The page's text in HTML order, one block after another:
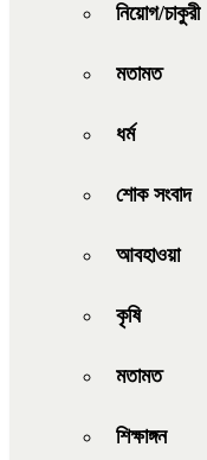
নিয়োগ/চাকুরী
মতামত
ধর্ম
শোক সংবাদ
আবহাওয়া
কৃষি
মতামত
শিক্ষাঙ্গন